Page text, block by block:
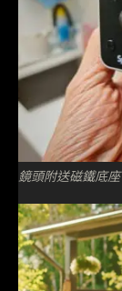
鏡頭附送磁鐵底